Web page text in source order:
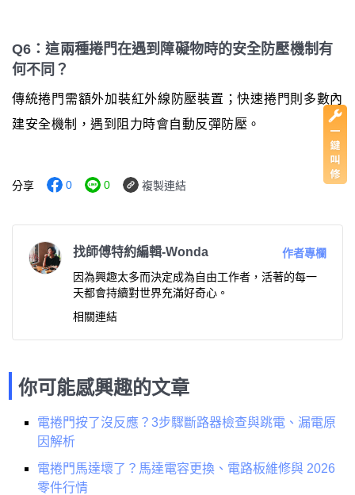
Q6：這兩種捲門在遇到障礙物時的安全防壓機制有
何不同？
傳統捲門需額外加裝紅外線防壓裝置；快速捲門則多數內
建安全機制，遇到阻力時會自動反彈防壓。
分享 0 0 複製連結
找師傅特約編輯-Wonda
作者專欄
因為興趣太多而決定成為自由工作者，活著的每一
天都會持續對世界充滿好奇心。
相關連結
你可能感興趣的文章
電捲門按了沒反應？3步驟斷路器檢查與跳電、漏電原
因解析
電捲門馬達壞了？馬達電容更換、電路板維修與 2026
零件行情